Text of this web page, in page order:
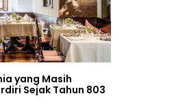
yang Masih
Sejak Tahun 803